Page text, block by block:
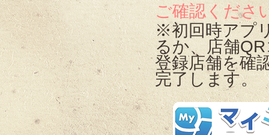
ご確認くださ
※初回時アプ
るか、店舗
登録店舗を確
完了します。